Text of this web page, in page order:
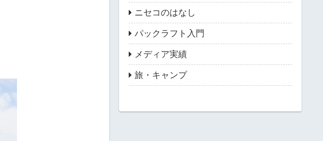
ニセコのはなし
パックラフト入門
メディア実績
旅・キャンプ